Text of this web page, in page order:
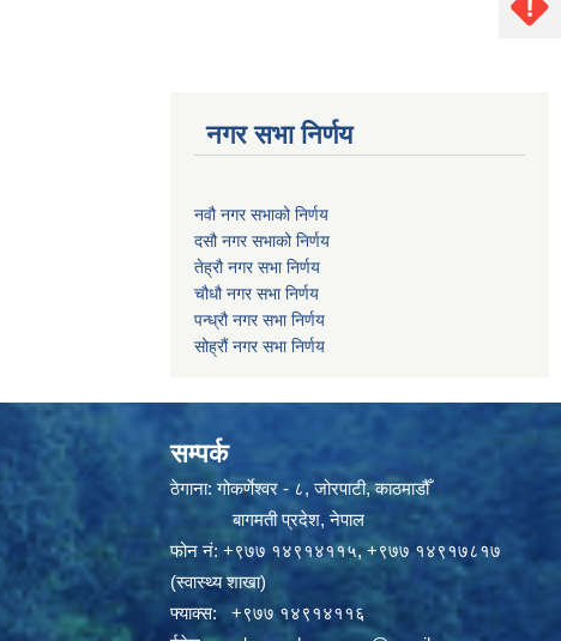
नगर सभा निर्णय
नवौ नगर सभाको निर्णय
दसौ नगर सभाको निर्णय
तेह्रौ नगर सभा निर्णय
चौधौ नगर सभा निर्णय
पन्ध्रौ नगर सभा निर्णय
सोह्रौं नगर सभा निर्णय
सम्पर्क
ठेगाना: गोकर्णेश्वर - ८, जोरपाटी, काठमाडौँ
बागमती प्रदेश, नेपाल
फोन नं: +९७७ १४९१४११५,+९७७ १४९१७८१७
(स्वास्थ्य शाखा)
फ्याक्स: +९७७ १४९१४११६